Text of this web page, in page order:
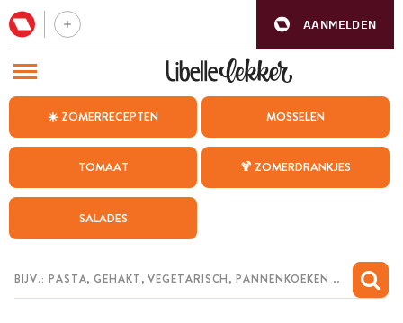
AANMELDEN
☀️ ZOMERRECEPTEN MOSSELEN
TOMAAT 🍹 ZOMERDRANKJES
SALADES
BEZOEK ONZE ANDERE WEBSITES
WEEKMENU
CHAT MET MAIA
MIJN BEWAARDE RECEPTEN